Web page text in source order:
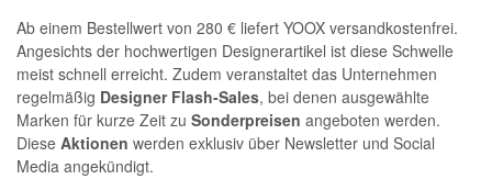
Ab einem Bestellwert von 280 € liefert YOOX versandkostenfrei.
Angesichts der hochwertigen Designerartikel ist diese Schwelle
meist schnell erreicht. Zudem veranstaltet das Unternehmen
regelmäßig Designer Flash-Sales, bei denen ausgewählte
Marken für kurze Zeit zu Sonderpreisen angeboten werden.
Diese Aktionen werden exklusiv über Newsletter und Social
Media angekündigt.